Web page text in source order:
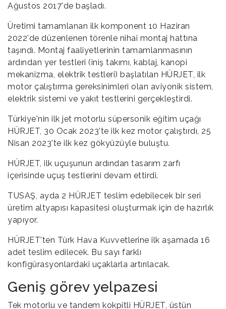
Ağustos 2017'de başladı.
Üretimi tamamlanan ilk komponent 10 Haziran
2022'de düzenlenen törenle nihai montaj hattına
taşındı. Montaj faaliyetlerinin tamamlanmasının
ardından yer testleri (iniş takımı, kablaj, kanopi
mekanizma, elektrik testleri) başlatılan HÜRJET, ilk
motor çalıştırma gereksinimleri olan aviyonik sistem,
elektrik sistemi ve yakıt testlerini gerçekleştirdi.
Türkiye'nin ilk jet motorlu süpersonik eğitim uçağı
HÜRJET, 30 Ocak 2023'te ilk kez motor çalıştırdı, 25
Nisan 2023'te ilk kez gökyüzüyle buluştu.
HÜRJET, ilk uçuşunun ardından tasarım zarfı
içerisinde uçuş testlerini devam ettirdi.
TUSAŞ, ayda 2 HÜRJET teslim edebilecek bir seri
üretim altyapısı kapasitesi oluşturmak için de hazırlık
yapıyor.
HÜRJET'ten Türk Hava Kuvvetlerine ilk aşamada 16
adet teslim edilecek. Bu sayı farklı
konfigürasyonlardaki uçaklarla artırılacak.
Geniş görev yelpazesi
Tek motorlu ve tandem kokpitli HÜRJET, üstün